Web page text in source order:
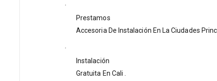
·
Prestamos
Accesoria De Instalación En La Ciudades
·
Instalación
Gratuita En Cali .